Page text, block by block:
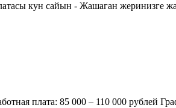
кун сайын - Жашаган жеринизге
85 000 – 110 000 рублей